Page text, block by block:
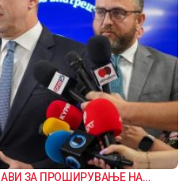
ЗА ПРОШИРУВАЊЕ НА